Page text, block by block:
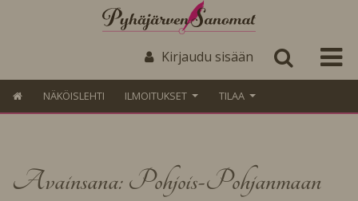
Kirjaudu sisään
NÄKÖISLEHTI ILMOITUKSET TILAA
Avainsana: Pohjois-Pohjanmaan